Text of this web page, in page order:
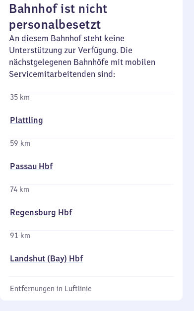
Bahnhof ist nicht
personalbesetzt
An diesem Bahnhof steht keine
Unterstützung zur Verfügung. Die
nächstgelegenen Bahnhöfe mit mobilen
Servicemitarbeitenden sind:
35 km
Plattling
59 km
Passau Hbf
74 km
Regensburg Hbf
91 km
Landshut (Bay) Hbf
Entfernungen in Luftlinie